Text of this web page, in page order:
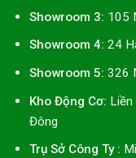
Showroom 3: 105
Showroom 4: 24
Showroom 5: 326
Kho Động Cơ:
Đông
Trụ Sở Công Ty :